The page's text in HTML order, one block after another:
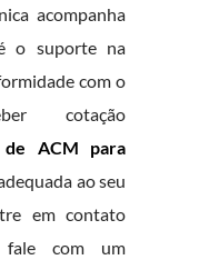
acompanha
o suporte na
com o
cotação
de ACM para
ao seu
em contato
com um